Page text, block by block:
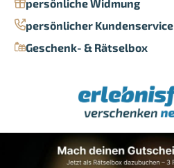
persönliche Widmung
persönlicher Kundenservice
Geschenk- & Rätselbox